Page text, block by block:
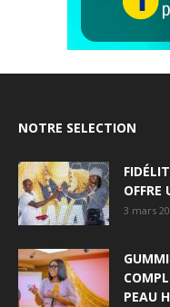
NOTRE SELECTION
OFFRE
3 mars
PEAU